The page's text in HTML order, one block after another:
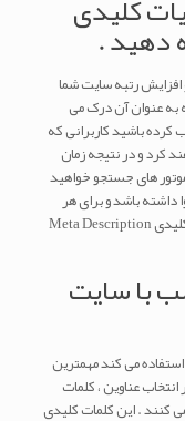
دهید .
افزایش رتبه سایت شما
به عنوان آن درک می
باشید کاربرانی که
کرد و در نتیجه زمان
های جستجو خواهید
داشته باشد و برای هر
صفحه کلمات کلیدی Meta Keywords و توضیحات کلیدی Meta Description
با سایت
می کند مهمترین
عناوین ، کلمات
کنند . این کلمات کلیدی